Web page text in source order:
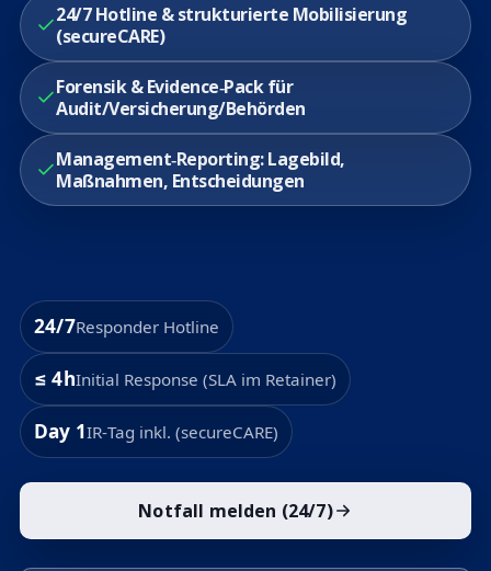
24/7 Hotline & strukturierte Mobilisierung
(secureCARE)
Forensik & Evidence‑Pack für
Audit/Versicherung/Behörden
Management‑Reporting: Lagebild,
Maßnahmen, Entscheidungen
24/7Responder Hotline
≤ 4hInitial Response (SLA im Retainer)
Day 1IR‑Tag inkl. (secureCARE)
Notfall melden (24/7)